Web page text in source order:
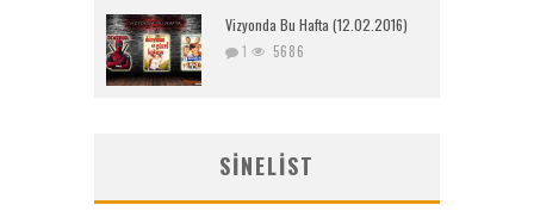
Vizyonda Bu Hafta (12.02.2016)
1 5686
SINELIST